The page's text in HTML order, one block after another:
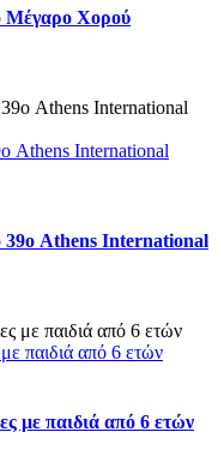
Μέγαρο Χορού
Athens International
Athens International
παιδιά από 6 ετών
με παιδιά από 6 ετών